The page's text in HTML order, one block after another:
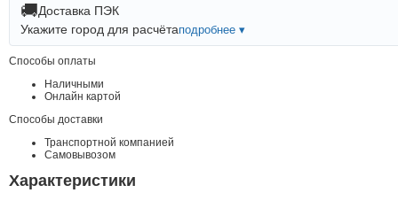
🚚Доставка ПЭК
Укажите город для расчётаподробнее ▾
Способы оплаты
Наличными
Онлайн картой
Способы доставки
Транспортной компанией
Самовывозом
Характеристики